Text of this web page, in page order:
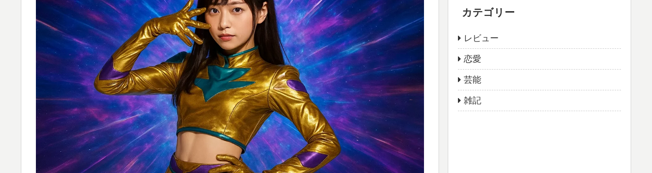
カテゴリー
レビュー
恋愛
芸能
雑記